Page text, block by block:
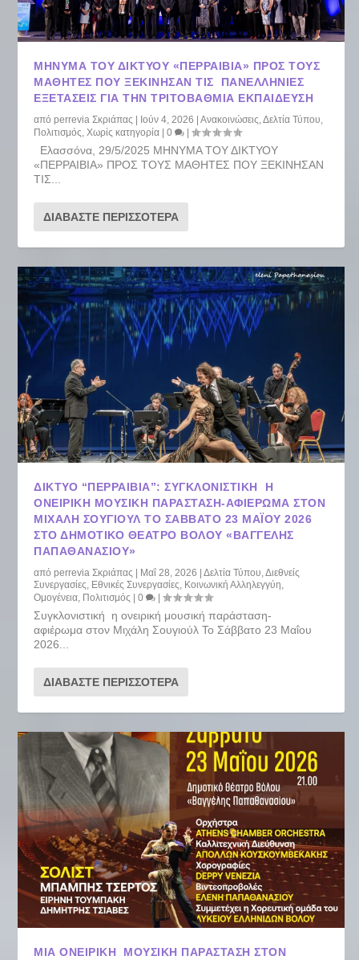
ΜΗΝΥΜΑ ΤΟΥ ΔΙΚΤΥΟΥ «ΠΕΡΡΑΙΒΙΑ» ΠΡΟΣ ΤΟΥΣ
ΜΑΘΗΤΕΣ ΠΟΥ ΞΕΚΙΝΗΣΑΝ ΤΙΣ ΠΑΝΕΛΛΗΝΙΕΣ
ΕΞΕΤΑΣΕΙΣ ΓΙΑ ΤΗΝ ΤΡΙΤΟΒΑΘΜΙΑ ΕΚΠΑΙΔΕΥΣΗ
απόperrevia Σκριάπας | Ιούν 4, 2026 |Ανακοινώσεις,Δελτία Τύπου,
Πολιτισμός,Χωρίς κατηγορία |0 |
Ελασσόνα, 29/5/2025 ΜΗΝΥΜΑ ΤΟΥ ΔΙΚΤΥΟΥ
«ΠΕΡΡΑΙΒΙΑ» ΠΡΟΣ ΤΟΥΣ ΜΑΘΗΤΕΣ ΠΟΥ ΞΕΚΙΝΗΣΑΝ
ΤΙΣ...
ΔΙΑΒΆΣΤΕ ΠΕΡΙΣΣΌΤΕΡΑ
ΔΊΚΤΥΟ “ΠΕΡΡΑΙΒΊΑ”: ΣΥΓΚΛΟΝΙΣΤΙΚΉ Η
ΟΝΕΙΡΙΚΉ ΜΟΥΣΙΚΉ ΠΑΡΆΣΤΑΣΗ-ΑΦΙΈΡΩΜΑ ΣΤΟΝ
ΜΙΧΆΛΗ ΣΟΥΓΙΟΎΛ ΤΟ ΣΆΒΒΑΤΟ 23 ΜΑΪ́ΟΥ 2026
ΣΤΟ ΔΗΜΟΤΙΚΌ ΘΈΑΤΡΟ ΒΌΛΟΥ «ΒΑΓΓΈΛΗΣ
ΠΑΠΑΘΑΝΑΣΊΟΥ»
απόperrevia Σκριάπας Μαΐ 28, 2026 |Δελτία Τύπου,Διεθνείς
Συνεργασίες, Εθνικές Συνεργασίες, Κοινωνική Αλληλεγγύη,
Ομογένεια, Πολιτισμός |0 |
Συγκλονιστική η ονειρική μουσική παράσταση-
αφιέρωμα στον Μιχάλη Σουγιούλ Το Σάββατο 23 Μαΐου
2026...
ΔΙΑΒΆΣΤΕ ΠΕΡΙΣΣΌΤΕΡΑ
ΜΙΑ ΟΝΕΙΡΙΚΉ ΜΟΥΣΙΚΉ ΠΑΡΆΣΤΑΣΗ ΣΤΟΝ